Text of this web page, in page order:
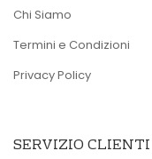
Chi Siamo
Termini e Condizioni
Privacy Policy
SERVIZIO CLIENTI